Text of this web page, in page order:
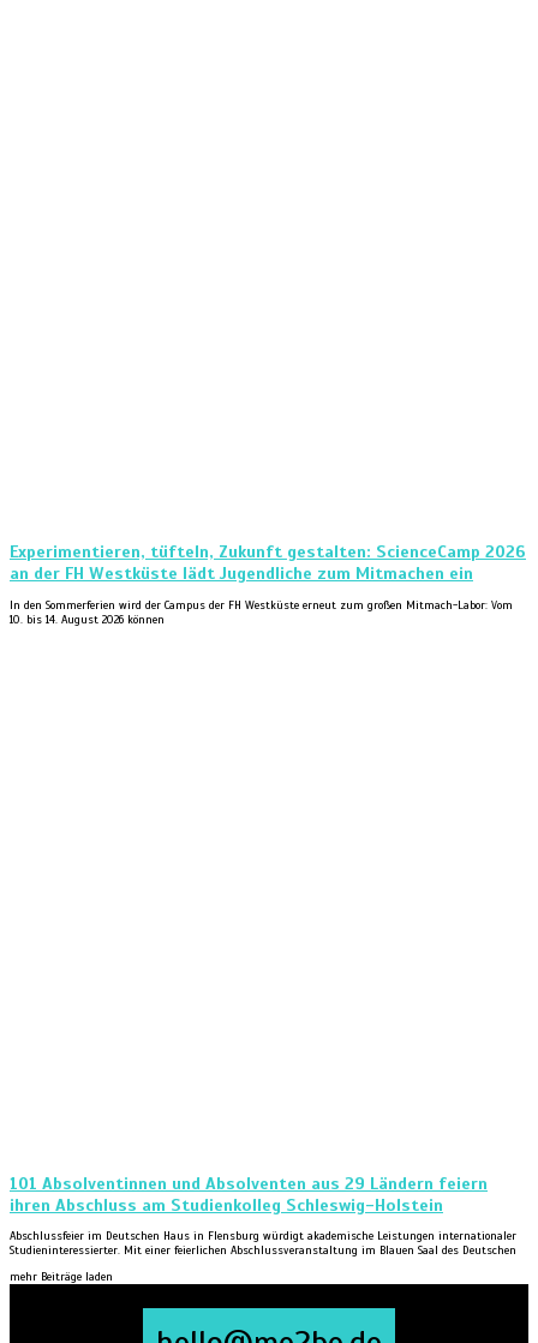
Experimentieren, tüfteln, Zukunft gestalten: ScienceCamp 2026
an der FH Westküste lädt Jugendliche zum Mitmachen ein
In den Sommerferien wird der Campus der FH Westküste erneut zum großen Mitmach-Labor: Vom
10. bis 14. August 2026 können
101 Absolventinnen und Absolventen aus 29 Ländern feiern
ihren Abschluss am Studienkolleg Schleswig-Holstein
Abschlussfeier im Deutschen Haus in Flensburg würdigt akademische Leistungen internationaler
Studieninteressierter. Mit einer feierlichen Abschlussveranstaltung im Blauen Saal des Deutschen
mehr Beiträge laden